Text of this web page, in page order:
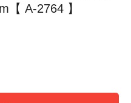
【 A-2764 】